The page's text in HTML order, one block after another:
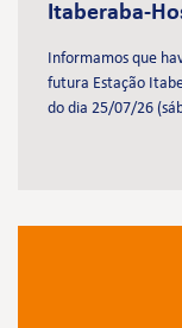
Itaberaba-
Informamos que
futura Estação
do dia 25/07/26